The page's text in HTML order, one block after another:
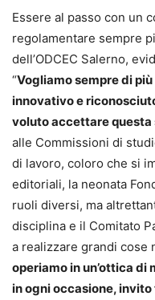
Essere al passo con un
regolamentare sempre
dell’ODCEC Salerno,
“Vogliamo sempre di
innovativo e
voluto accettare
alle Commissioni di
di lavoro, coloro che si
editoriali, la neonata
ruoli diversi, ma
disciplina e il Comitato
a realizzare grandi cose
operiamo in un’ottica
in ogni occasione,